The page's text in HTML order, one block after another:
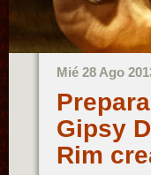
Mié 28 Ago
Gipsy
Rim